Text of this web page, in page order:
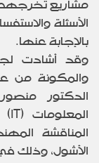
مشاريع
الأسئلة
بالإجابة عنها.
وقد أشادت
والمكونة من
الدكتور
المعلومات (IT
)
المناقشة
الأشول، وذلك